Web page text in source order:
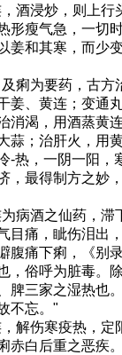
酒浸炒，则上行
形瘦气急，一切
姜和其寒，而少
痢为要药，古方
姜、黄连；变通
消渴，用酒蒸黄
蒜；治肝火，用
-热，一阴一阳，
，最得制方之妙
病酒之仙药，滞
目痛，眦伤泪出
腹痛下痢，《别
，俗呼为脏毒。
脾三家之湿热也
不忘。"
解伤寒疫热，定
赤白后重之恶疾